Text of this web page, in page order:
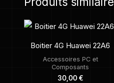
Boitier 4G Huawei 22A6
Accessoires PC et
Composants
30,00 €